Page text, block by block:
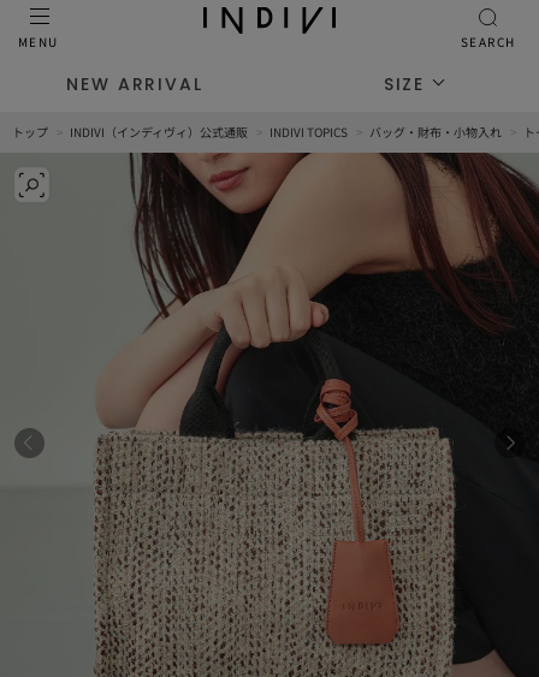
MENU SEARCH
NEW ARRIVAL SIZE
トップ INDIVI（インディヴィ）公式通販 INDIVI TOPICS バッグ・財布・小物入れ